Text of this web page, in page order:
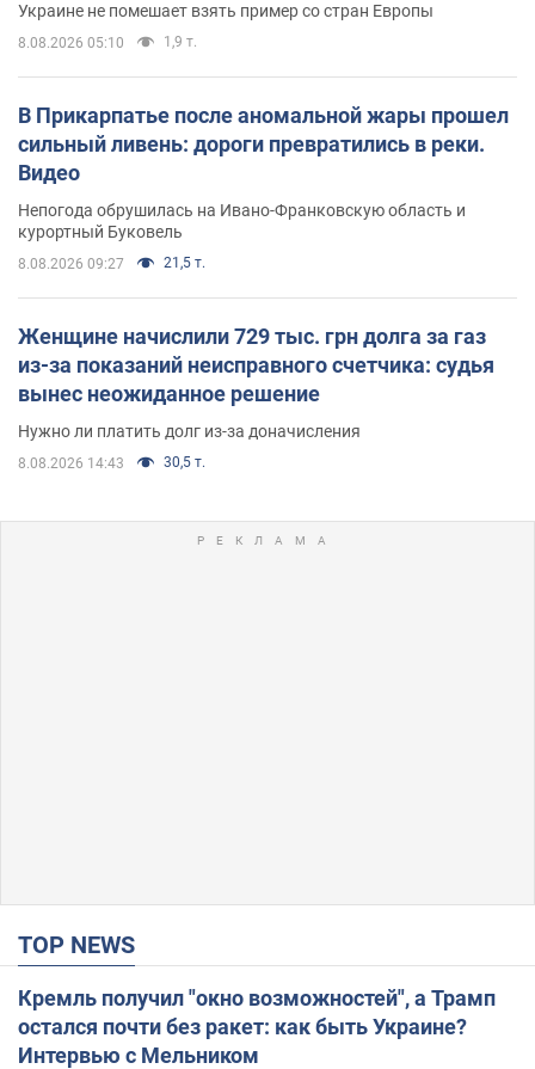
Украине не помешает взять пример со стран Европы
8.08.2026 05:10 1,9 т.
В Прикарпатье после аномальной жары прошел
сильный ливень: дороги превратились в реки.
Видео
Непогода обрушилась на Ивано-Франковскую область и
курортный Буковель
8.08.2026 09:27 21,5 т.
Женщине начислили 729 тыс. грн долга за газ
из-за показаний неисправного счетчика: судья
вынес неожиданное решение
Нужно ли платить долг из-за доначисления
8.08.2026 14:43 30,5 т.
TOP NEWS
Кремль получил "окно возможностей", а Трамп
остался почти без ракет: как быть Украине?
Интервью с Мельником